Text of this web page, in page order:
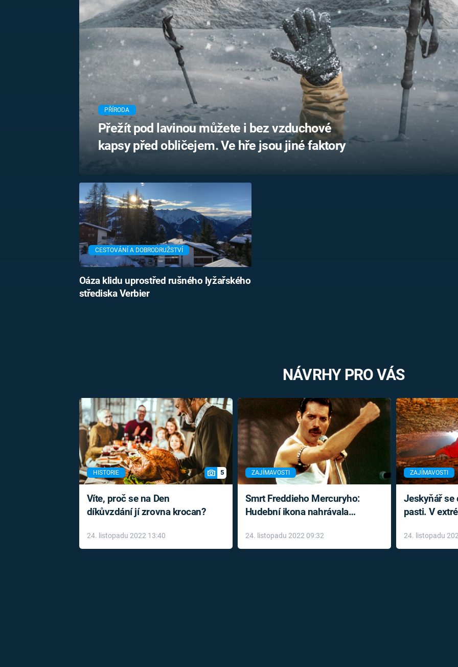
PRVNÍ SVĚTOVÁ
MARIE TEREZIE
NAPOLEON
BONAPARTE
BRITSKÁ
KRÁLOVSKÁ
RODINA
UFO A
MIMOZEMŠŤANÉ
UTAJENÉ PŘÍBĚHY
ČESKÝCH DĚJIN
ALTERNATIVNÍ
HISTORIE
FILMY
REALITA
HORORY
REALITA
OPTICKÉ
KLAMY
PŘÍRODA
Přežít pod lavinou můžete i bez vzduchové
kapsy před obličejem. Ve hře jsou jiné faktory
CESTOVÁNÍ A DOBRODRUŽSTVÍ
Oáza klidu uprostřed rušného lyžařského
střediska Verbier
NÁVRHY PRO VÁS
HISTORIE 5
Víte, proč se na Den
díkůvzdání jí zrovna krocan?
24. listopadu 2022 13:40
ZAJÍMAVOSTI
Smrt Freddieho Mercuryho:
Hudební ikona nahrávala
léky
24. listopadu 2022 09:32
ZAJÍMAVOSTI
Jeskyňář se
pasti. V
24. listopadu